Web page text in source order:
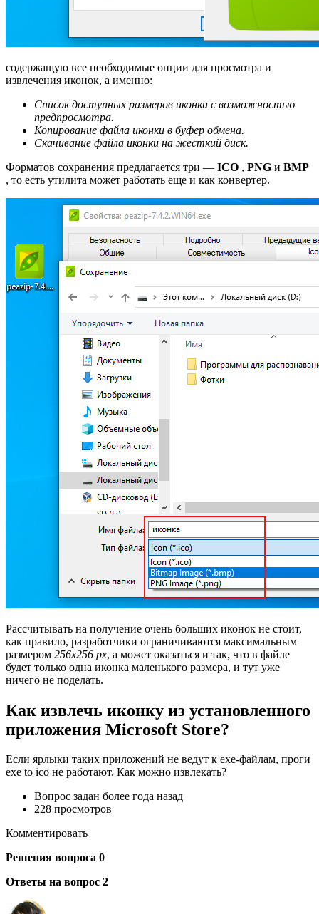
содержащую все необходимые опции для просмотра и
извлечения иконок, а именно:
Список доступных размеров иконки с возможностью
предпросмотра.
Копирование файла иконки в буфер обмена.
Скачивание файла иконки на жесткий диск.
Форматов сохранения предлагается три — ICO , PNG и BMP
, то есть утилита может работать еще и как конвертер.
Рассчитывать на получение очень больших иконок не стоит,
как правило, разработчики ограничиваются максимальным
размером 256х256 px, а может оказаться и так, что в файле
будет только одна иконка маленького размера, и тут уже
ничего не поделать.
Как извлечь иконку из установленного
приложения Microsoft Store?
Если ярлыки таких приложений не ведут к exe-файлам, проги
exe to ico не работают. Как можно извлекать?
Вопрос задан более года назад
228 просмотров
Комментировать
Решения вопроса 0
Ответы на вопрос 2